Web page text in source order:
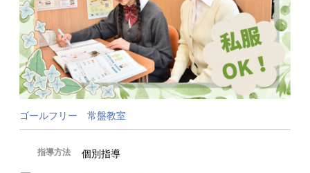
ゴールフリー 常盤教室
指導方法 個別指導